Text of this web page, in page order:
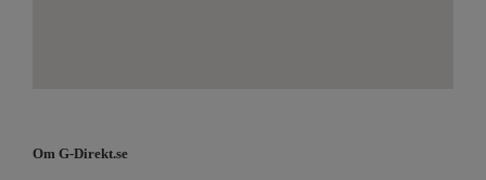
Om G-Direkt.se